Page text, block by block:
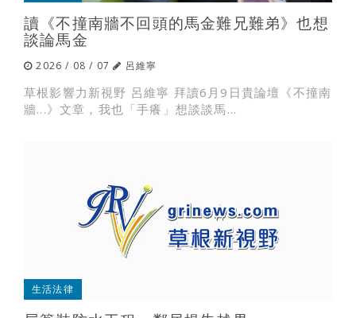
讀《不撞南牆不回頭的馬金難兄難弟》也想
談論馬金
2026 / 08 / 07 呂維寧
草根影響力新視野 呂維寧 拜讀6月9日貴論壇《不撞南
牆...》文章，我也「手癢」想談談馬...
生活法律